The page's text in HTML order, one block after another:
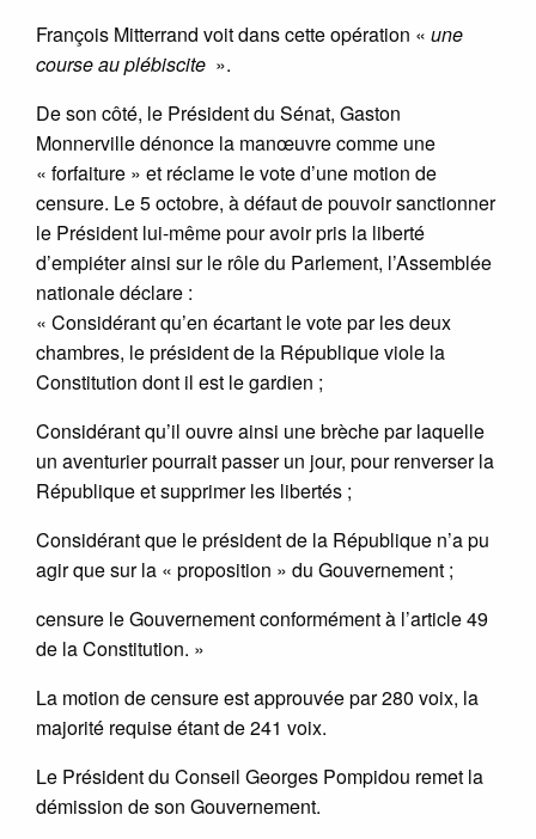
François Mitterrand voit dans cette opération « une
course au plébiscite ».
De son côté, le Président du Sénat, Gaston
Monnerville dénonce la manœuvre comme une
« forfaiture » et réclame le vote d’une motion de
censure. Le 5 octobre, à défaut de pouvoir sanctionner
le Président lui-même pour avoir pris la liberté
d’empiéter ainsi sur le rôle du Parlement, l’Assemblée
nationale déclare :
« Considérant qu’en écartant le vote par les deux
chambres, le président de la République viole la
Constitution dont il est le gardien ;
Considérant qu’il ouvre ainsi une brèche par laquelle
un aventurier pourrait passer un jour, pour renverser la
République et supprimer les libertés ;
Considérant que le président de la République n’a pu
agir que sur la « proposition » du Gouvernement ;
censure le Gouvernement conformément à l’article 49
de la Constitution. »
La motion de censure est approuvée par 280 voix, la
majorité requise étant de 241 voix.
Le Président du Conseil Georges Pompidou remet la
démission de son Gouvernement.